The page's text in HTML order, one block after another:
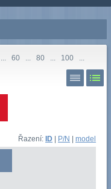
... 60 ... 80 ... 100 ...
Řazení: ID P/N |model